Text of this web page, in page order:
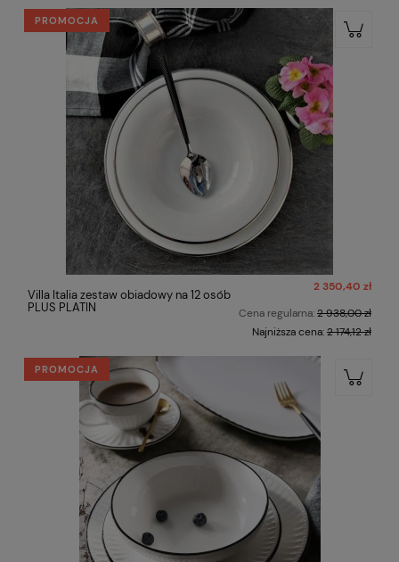
Villa Italia zestaw obiadowy na 12 osób
PLUS PLATIN
2 350,40 zł
Cena regularna:2 938,00 zł
Najniższa cena:2 174,12 zł
PROMOCJA
PROMOCJA